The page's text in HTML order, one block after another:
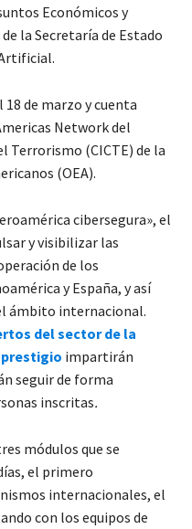
Económicos y
la Secretaría de Estado
de marzo y cuenta
Network del
(CICTE) de la
(OEA).
cibersegura», el
y visibilizar las
de los
y España, y así
ámbito internacional.
del sector de la
impartirán
seguir de forma
inscritas.
módulos que se
el primero
internacionales, el
con los equipos de